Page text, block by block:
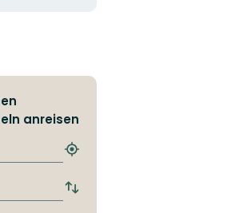
anreisen
Nächstgelegene
finden
Abfahrts-